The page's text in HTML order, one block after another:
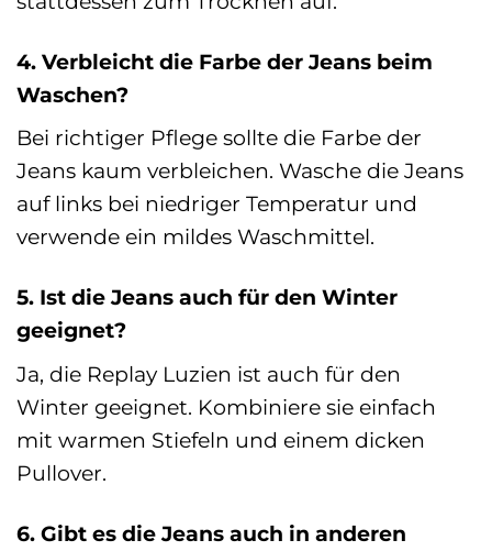
4. Verbleicht die Farbe der Jeans beim
Waschen?
Bei richtiger Pflege sollte die Farbe der
Jeans kaum verbleichen. Wasche die Jeans
auf links bei niedriger Temperatur und
verwende ein mildes Waschmittel.
5. Ist die Jeans auch für den Winter
geeignet?
Ja, die Replay Luzien ist auch für den
Winter geeignet. Kombiniere sie einfach
mit warmen Stiefeln und einem dicken
Pullover.
6. Gibt es die Jeans auch in anderen